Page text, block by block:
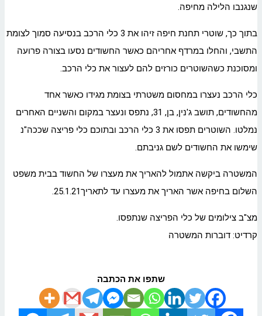
שנגנבו הלילה מחיפה.
בתוך כך, שוטרי תחנת חיפה זיהו את 3 כלי הרכב בנסיעה סמוך לצומת
התשבי, והחלו במרדף אחריהם כאשר החשודים נסעו בצורה פרועה
ומסוכנת כשהשוטרים כורזים להם לעצור את כלי הרכב.
כלי הרכב נעצרו במחסום משטרתי בצומת מגידו כאשר אחד
מהחשודים, תושב ג'נין, בן, 31, נתפס ונעצר במקום והשניים האחרים
נמלטו. השוטרים תפסו את 3 כלי הרכב ובתוכם כלי פריצה שככה"נ
שימשו את החשודים לשם גניבתם.
המשטרה ביקשה אתמול להאריך את מעצרו של החשוד בבית משפט
השלום בחיפה אשר האריך את מעצרו עד לתאריך25.1.21.
מצ"ב צילומים של כלי הפריצה שנתפסו.
קרדיט: דוברות המשטרה
שתפו את הכתבה